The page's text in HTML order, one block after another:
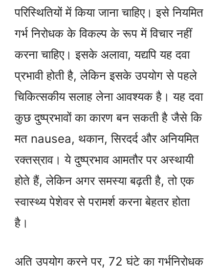
परिस्थितियों में किया जाना चाहिए। इसे नियमित
गर्भ निरोधक के विकल्प के रूप में विचार नहीं
करना चाहिए। इसके अलावा, यद्यपि यह दवा
प्रभावी होती है, लेकिन इसके उपयोग से पहले
चिकित्सकीय सलाह लेना आवश्यक है। यह दवा
कुछ दुष्प्रभावों का कारण बन सकती है जैसे कि
मत nausea, थकान, सिरदर्द और अनियमित
रक्तस्राव। ये दुष्प्रभाव आमतौर पर अस्थायी
होते हैं, लेकिन अगर समस्या बढ़ती है, तो एक
स्वास्थ्य पेशेवर से परामर्श करना बेहतर होता
है।
अति उपयोग करने पर, 72 घंटे का गर्भनिरोधक